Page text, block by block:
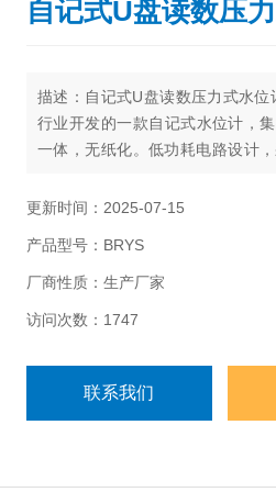
自记式U盘读数压
描述：自记式U盘读数压力式水位
行业开发的一款自记式水位计，
一体，无纸化。低功耗电路设计
的测量与记录。
更新时间：2025-07-15
产品型号：BRYS
厂商性质：生产厂家
访问次数：1747
联系我们